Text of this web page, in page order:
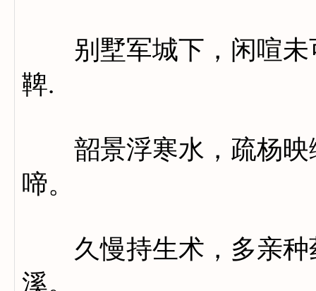
别墅军城下，闲喧未
鞞.
韶景浮寒水，疏杨映
啼。
久慢持生术，多亲种
溪。